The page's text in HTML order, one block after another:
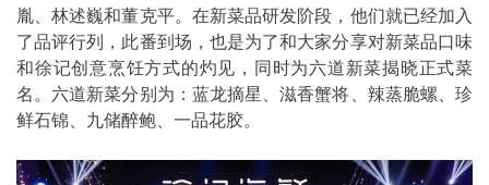
胤、林述巍和董克平。在新菜品研发阶段，他们就已经加入
了品评行列，此番到场，也是为了和大家分享对新菜品口味
和徐记创意烹饪方式的灼见，同时为六道新菜揭晓正式菜
名。六道新菜分别为：蓝龙摘星、滋香蟹将、辣蒸脆螺、珍
鲜石锦、九储醉鲍、一品花胶。